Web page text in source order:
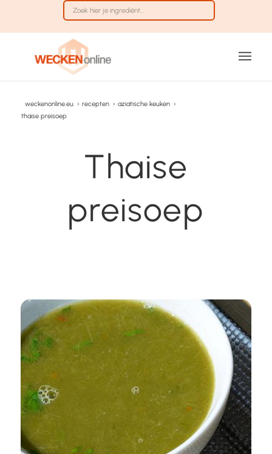
weckenonline.eu › recepten › aziatische keuken ›
thaise preisoep
Thaise
preisoep